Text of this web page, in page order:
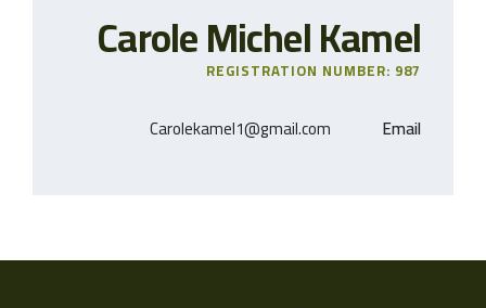
Carole Michel Kamel
REGISTRATION NUMBER: 987
Email
Carolekamel1@gmail.com